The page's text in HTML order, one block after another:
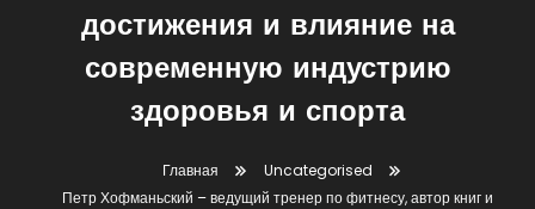
достижения и влияние на
современную индустрию
здоровья и спорта
Главная
Uncategorised
Петр Хофманьский – ведущий тренер по фитнесу, автор книг и